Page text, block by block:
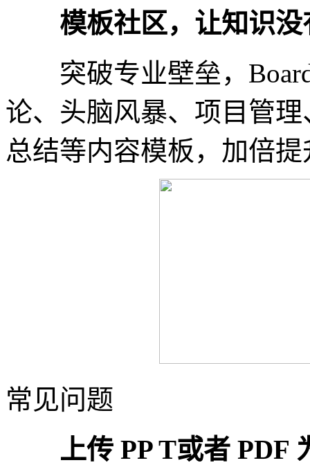
模板社区，让知识没
突破专业壁垒，
论、头脑风暴、项目管
总结等内容模板，加倍
常见问题
上传 PP T或者 PDF